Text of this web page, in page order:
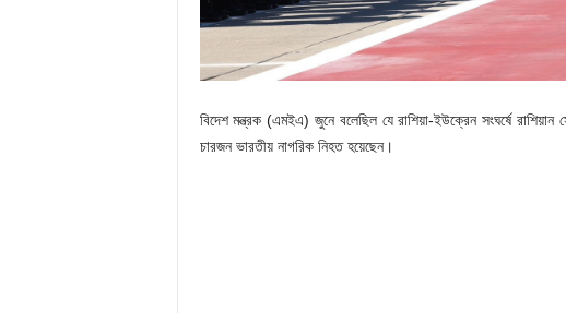
বিদেশ মন্ত্রক (এমইএ) জুনে বলেছিল যে রাশিয়া-ইউক্রেন সংঘর্ষে রাশিয়ান
চারজন ভারতীয় নাগরিক নিহত হয়েছেন।